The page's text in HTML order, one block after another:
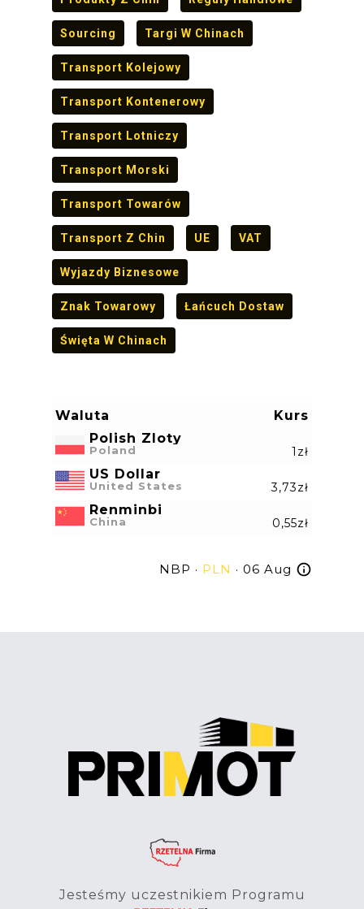
Sourcing Targi W Chinach
Transport Kolejowy
Transport Kontenerowy
Transport Lotniczy
Transport Morski
Transport Towarów
Transport Z Chin UE VAT
Wyjazdy Biznesowe
Znak Towarowy Łańcuch Dostaw
Święta W Chinach
Waluta
Kurs
Polish Zloty
Poland 1zł
US Dollar
United States 3,73zł
Renminbi
China 0,55zł
NBP · PLN · 06 Aug
Jesteśmy uczestnikiem Programu